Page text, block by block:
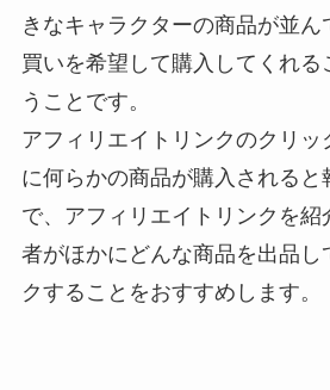
きなキャラクターの商品が並
買いを希望して購入してくれる
うことです。
アフィリエイトリンクのクリッ
に何らかの商品が購入されると
で、アフィリエイトリンクを紹
者がほかにどんな商品を出品し
クすることをおすすめします。